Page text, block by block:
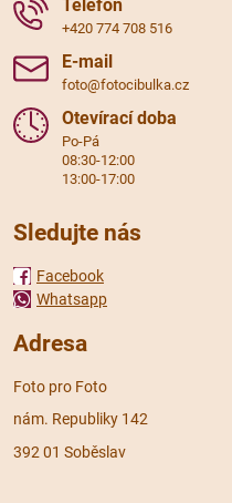
Telefon
+420 774 708 516
E-mail
foto@fotocibulka.cz
Otevírací doba
Po-Pá
08:30-12:00
13:00-17:00
Sledujte nás
Facebook
Whatsapp
Adresa
Foto pro Foto
nám. Republiky 142
392 01 Soběslav